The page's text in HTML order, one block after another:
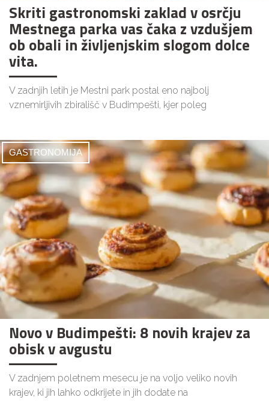
Skriti gastronomski zaklad v osrčju
Mestnega parka vas čaka z vzdušjem
ob obali in življenjskim slogom dolce
vita.
V zadnjih letih je Mestni park postal eno najbolj
vznemirljivih zbirališč v Budimpešti, kjer poleg
GASTRONOMIJA
Novo v Budimpešti: 8 novih krajev za
obisk v avgustu
V zadnjem poletnem mesecu je na voljo veliko novih
krajev, ki jih lahko odkrijete in jih dodate na